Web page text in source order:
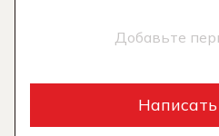
Добавьте